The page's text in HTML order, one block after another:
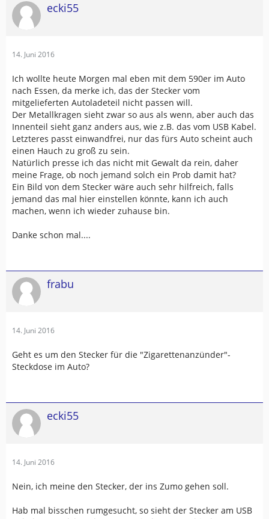
ecki55
14. Juni 2016
Ich wollte heute Morgen mal eben mit dem 590er im Auto
nach Essen, da merke ich, das der Stecker vom
mitgelieferten Autoladeteil nicht passen will.
Der Metallkragen sieht zwar so aus als wenn, aber auch das
Innenteil sieht ganz anders aus, wie z.B. das vom USB Kabel.
Letzteres passt einwandfrei, nur das fürs Auto scheint auch
einen Hauch zu groß zu sein.
Natürlich presse ich das nicht mit Gewalt da rein, daher
meine Frage, ob noch jemand solch ein Prob damit hat?
Ein Bild von dem Stecker wäre auch sehr hilfreich, falls
jemand das mal hier einstellen könnte, kann ich auch
machen, wenn ich wieder zuhause bin.
Danke schon mal....
frabu
14. Juni 2016
Geht es um den Stecker für die "Zigarettenanzünder"-
Steckdose im Auto?
ecki55
14. Juni 2016
Nein, ich meine den Stecker, der ins Zumo gehen soll.
Hab mal bisschen rumgesucht, so sieht der Stecker am USB